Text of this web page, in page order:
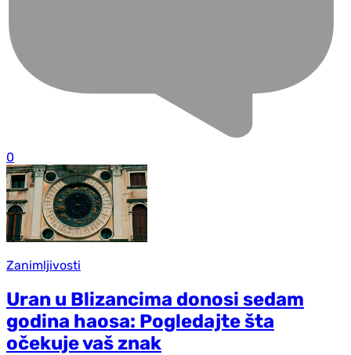
0
Zanimljivosti
Uran u Blizancima donosi sedam
godina haosa: Pogledajte šta
očekuje vaš znak